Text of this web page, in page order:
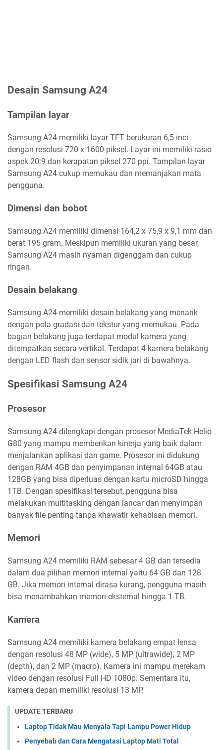
Desain Samsung A24
Tampilan layar
Samsung A24 memiliki layar TFT berukuran 6,5 inci
dengan resolusi 720 x 1600 piksel. Layar ini memiliki rasio
aspek 20:9 dan kerapatan piksel 270 ppi. Tampilan layar
Samsung A24 cukup memukau dan memanjakan mata
pengguna.
Dimensi dan bobot
Samsung A24 memiliki dimensi 164,2 x 75,9 x 9,1 mm dan
berat 195 gram. Meskipun memiliki ukuran yang besar,
Samsung A24 masih nyaman digenggam dan cukup
ringan.
Desain belakang
Samsung A24 memiliki desain belakang yang menarik
dengan pola gradasi dan tekstur yang memukau. Pada
bagian belakang juga terdapat modul kamera yang
ditempatkan secara vertikal. Terdapat 4 kamera belakang
dengan LED flash dan sensor sidik jari di bawahnya.
Spesifikasi Samsung A24
Prosesor
Samsung A24 dilengkapi dengan prosesor MediaTek Helio
G80 yang mampu memberikan kinerja yang baik dalam
menjalankan aplikasi dan game. Prosesor ini didukung
dengan RAM 4GB dan penyimpanan internal 64GB atau
128GB yang bisa diperluas dengan kartu microSD hingga
1TB. Dengan spesifikasi tersebut, pengguna bisa
melakukan multitasking dengan lancar dan menyimpan
banyak file penting tanpa khawatir kehabisan memori.
Memori
Samsung A24 memiliki RAM sebesar 4 GB dan tersedia
dalam dua pilihan memori internal yaitu 64 GB dan 128
GB. Jika memori internal dirasa kurang, pengguna masih
bisa menambahkan memori eksternal hingga 1 TB.
Kamera
Samsung A24 memiliki kamera belakang empat lensa
dengan resolusi 48 MP (wide), 5 MP (ultrawide), 2 MP
(depth), dan 2 MP (macro). Kamera ini mampu merekam
video dengan resolusi Full HD 1080p. Sementara itu,
kamera depan memiliki resolusi 13 MP.
UPDATE TERBARU
Laptop Tidak Mau Menyala Tapi Lampu Power Hidup
Penyebab dan Cara Mengatasi Laptop Mati Total